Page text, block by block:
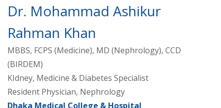
Dr. Mohammad Ashikur
Rahman Khan
MBBS, FCPS (Medicine), MD (Nephrology), CCD
(BIRDEM)
KIdney, Medicine & Diabetes Specialist
Resident Physician, Nephrology
Dhaka Medical College & Hospital